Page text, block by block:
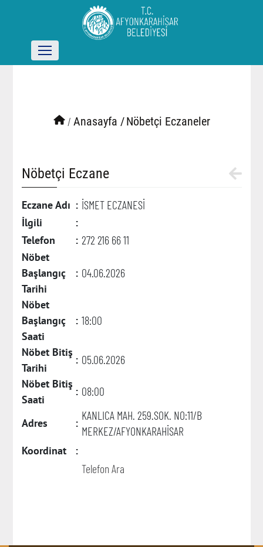
/ Anasayfa /Nöbetçi Eczaneler
Nöbetçi Eczane
Eczane Adı : İSMET ECZANESİ
İlgili
:
Telefon
: 272 216 66 11
Nöbet
Başlangıç
Tarihi
: 04.06.2026
Nöbet
Başlangıç
Saati
: 18:00
Nöbet Bitiş
Tarihi
: 05.06.2026
Nöbet Bitiş
Saati
: 08:00
Adres :
KANLICA MAH. 259.SOK. NO:11/B
MERKEZ/AFYONKARAHİSAR
Koordinat :
Telefon Ara